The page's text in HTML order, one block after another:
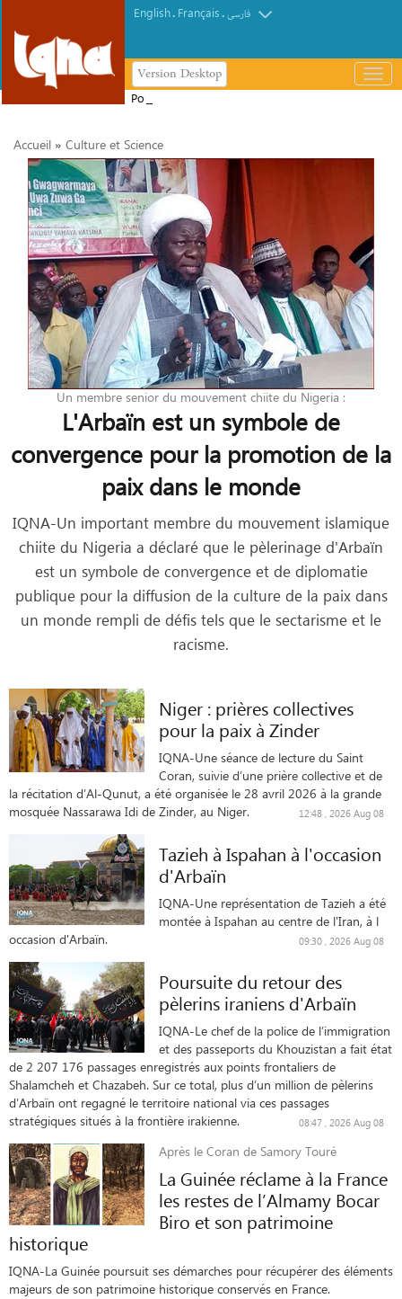
English. Français.فارسی
Version Desktop
باز
و
Poursuite du retour des pèlerins
Accueil » Culture et Science
Un membre senior du mouvement chiite du Nigeria :
L'Arbaïn est un symbole de
convergence pour la promotion de la
paix dans le monde
IQNA-Un important membre du mouvement islamique
chiite du Nigeria a déclaré que le pèlerinage d'Arbaïn
est un symbole de convergence et de diplomatie
publique pour la diffusion de la culture de la paix dans
un monde rempli de défis tels que le sectarisme et le
racisme.
Niger : prières collectives
pour la paix à Zinder
IQNA-Une séance de lecture du Saint
Coran, suivie d’une prière collective et de
la récitation d’Al-Qunut, a été organisée le 28 avril 2026 à la grande
mosquée Nassarawa Idi de Zinder, au Niger.
12:48 , 2026 Aug 08
Tazieh à Ispahan à l'occasion
d'Arbaïn
IQNA-Une représentation de Tazieh a été
montée à Ispahan au centre de l'Iran, à l
occasion d'Arbaïn.
09:30 , 2026 Aug 08
Poursuite du retour des
pèlerins iraniens d'Arbaïn
IQNA-Le chef de la police de l’immigration
et des passeports du Khouzistan a fait état
de 2 207 176 passages enregistrés aux points frontaliers de
Shalamcheh et Chazabeh. Sur ce total, plus d’un million de pèlerins
d’Arbaïn ont regagné le territoire national via ces passages
stratégiques situés à la frontière irakienne.
08:47 , 2026 Aug 08
Après le Coran de Samory Touré
La Guinée réclame à la France
les restes de l’Almamy Bocar
Biro et son patrimoine
historique
IQNA-La Guinée poursuit ses démarches pour récupérer des éléments
majeurs de son patrimoine historique conservés en France.